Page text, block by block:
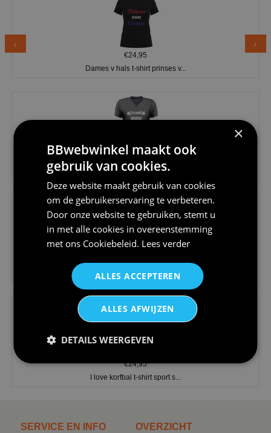
€24,95
Dames v hals t-shirt prinses v...
Koningsdag shirt heren v-hals ...
€24,95
V-hals shirt rood wit blauw st...
€24,95
I love korfbal t-shirt sport s...
SERVICE EN INFO OVERZICHT
×
BBwebwinkel maakt ook
gebruik van cookies.
Deze website maakt gebruik van cookies
om de gebruikerservaring te verbeteren.
Door onze website te gebruiken, stemt u
in met alle cookies in overeenstemming
met ons Cookiebeleid. Lees verder
ALLES ACCEPTEREN
ALLES AFWIJZEN
DETAILS WEERGEVEN